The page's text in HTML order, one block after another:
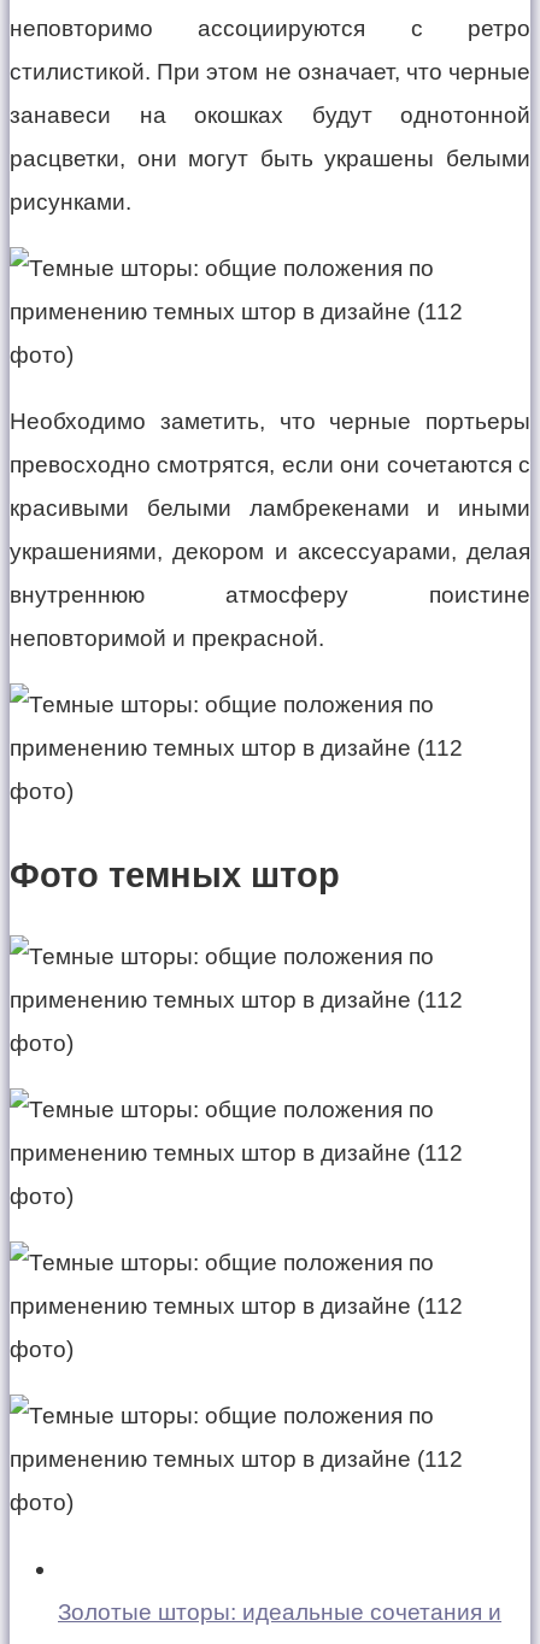
неповторимо ассоциируются с ретро
стилистикой. При этом не означает, что черные
занавеси на окошках будут однотонной
расцветки, они могут быть украшены белыми
рисунками.
Необходимо заметить, что черные портьеры
превосходно смотрятся, если они сочетаются с
красивыми белыми ламбрекенами и иными
украшениями, декором и аксессуарами, делая
внутреннюю атмосферу поистине
неповторимой и прекрасной.
Фото темных штор
Золотые шторы: идеальные сочетания и